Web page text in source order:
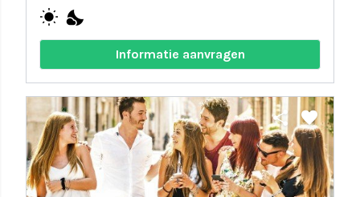
wb_sunny nights_stay
Informatie aanvragen
share favorite